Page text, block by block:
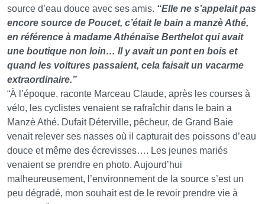
source d’eau douce avec ses amis. “Elle ne s’appelait pas
encore source de Poucet, c’était le bain a manzè Athé,
en référence à madame Athénaïse Berthelot qui avait
une boutique non loin… Il y avait un pont en bois et
quand les voitures passaient, cela faisait un vacarme
extraordinaire.”
“À l’époque, raconte Marceau Claude, après les courses à
vélo, les cyclistes venaient se rafraîchir dans le bain a
Manzè Athé. Dufait Déterville, pêcheur, de Grand Baie
venait relever ses nasses où il capturait des poissons d’eau
douce et même des écrevisses…. Les jeunes mariés
venaient se prendre en photo. Aujourd’hui
malheureusement, l’environnement de la source s’est un
peu dégradé, mon souhait est de le revoir prendre vie à